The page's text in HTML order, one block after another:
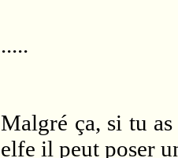
.....
Malgré ça, si tu
elfe il peut poser